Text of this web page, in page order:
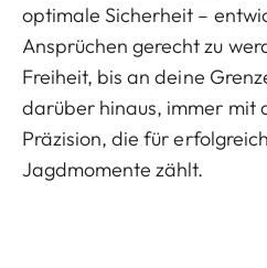
optimale Sicherheit –
Ansprüchen gerecht zu
Freiheit, bis an deine
darüber hinaus, immer mit
Präzision, die für
Jagdmomente zählt.